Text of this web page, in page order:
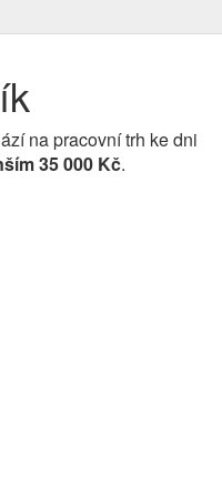
na pracovní trh ke dni
35 000 Kč.